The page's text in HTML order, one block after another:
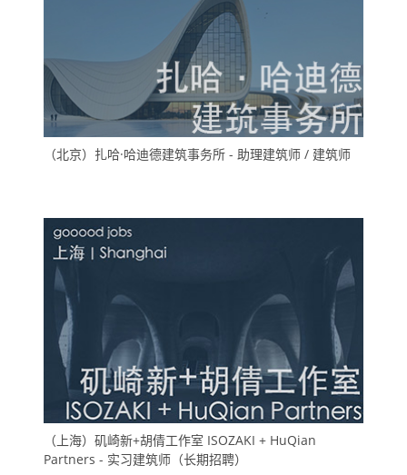
（北京）扎哈·哈迪德建筑事务所 - 助理建筑师 / 建筑师
（上海）矶崎新+胡倩工作室 ISOZAKI + HuQian
Partners - 实习建筑师（长期招聘）